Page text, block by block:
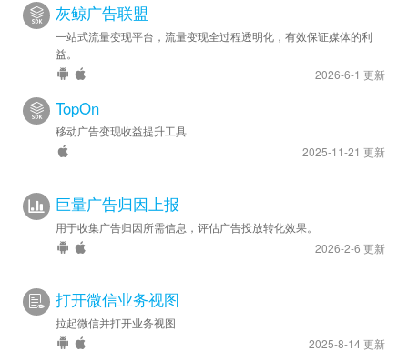
灰鲸广告联盟
一站式流量变现平台，流量变现全过程透明化，有效保证媒体的利
益。
2026-6-1 更新
TopOn
移动广告变现收益提升工具
2025-11-21 更新
巨量广告归因上报
用于收集广告归因所需信息，评估广告投放转化效果。
2026-2-6 更新
打开微信业务视图
拉起微信并打开业务视图
2025-8-14 更新